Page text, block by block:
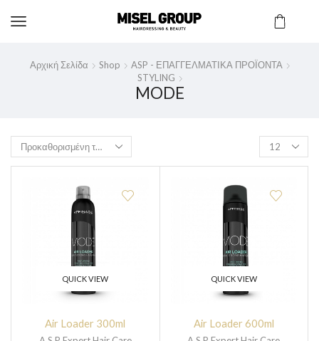
Αρχική Σελίδα Shop
ASP - ΕΠΑΓΓΕΛΜΑΤΙΚΑ ΠΡΟΪΟΝΤΑ
STYLING
MODE
QUICK VIEW
Air Loader 300ml
QUICK VIEW
Air Loader 600ml